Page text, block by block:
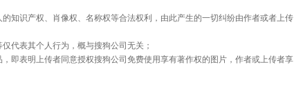
知识产权、肖像权、名称权等合法权利，由此产生的一切纠纷由作者或者上传
代表其个人行为，概与搜狗公司无关；
即表明上传者同意授权搜狗公司免费使用享有著作权的图片，作者或上传者享